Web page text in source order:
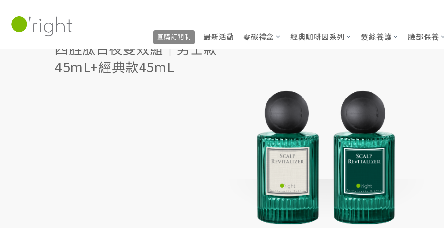
直購訂閱制 最新活動 零碳禮盒 經典咖啡因系列 髮絲養護 臉部保養
四胜肽日夜雙效組｜男士款
45mL+經典款45mL